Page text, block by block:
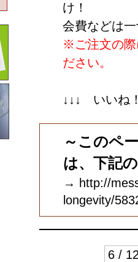
け！
会費などは
※ご注文の際
ださい。
↓↓↓ いいね
～このペ
は、下記
→ http://
longevity/
6 /